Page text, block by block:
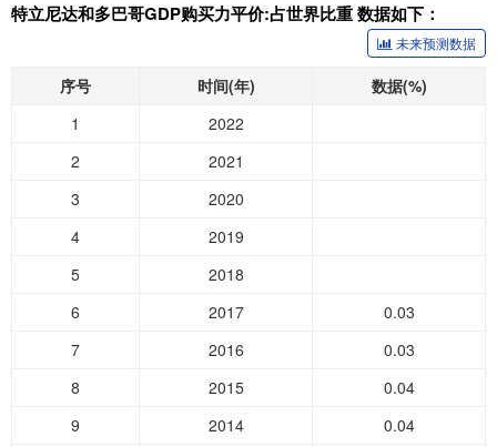
特立尼达和多巴哥GDP购买力平价:占世界比重 数据如下：
未来预测数据
序号 时间(年)
数据(%)
1
2022
2
2021
3
2020
4
2019
5
2018
6
2017
0.03
7
2016
0.03
8
2015
0.04
9
2014
0.04